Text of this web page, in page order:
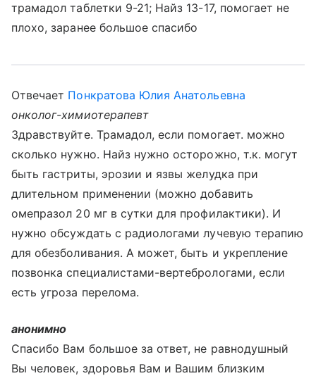
трамадол таблетки 9-21; Найз 13-17, помогает не
плохо, заранее большое спасибо
Отвечает Понкратова Юлия Анатольевна
онколог-химиотерапевт
Здравствуйте. Трамадол, если помогает. можно
сколько нужно. Найз нужно осторожно, т.к. могут
быть гастриты, эрозии и язвы желудка при
длительном применении (можно добавить
омепразол 20 мг в сутки для профилактики). И
нужно обсуждать с радиологами лучевую терапию
для обезболивания. А может, быть и укрепление
позвонка специалистами-вертебрологами, если
есть угроза перелома.
анонимно
Спасибо Вам большое за ответ, не равнодушный
Вы человек, здоровья Вам и Вашим близким